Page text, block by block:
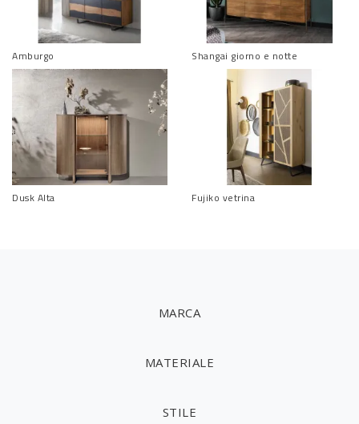
Amburgo Shangai giorno e notte
Dusk Alta Fujiko vetrina
MARCA
MATERIALE
STILE